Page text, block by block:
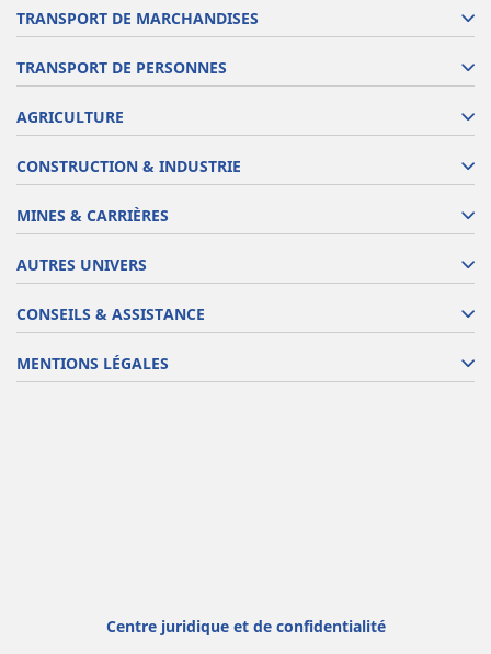
TRANSPORT DE MARCHANDISES
TRANSPORT DE PERSONNES
AGRICULTURE
CONSTRUCTION & INDUSTRIE
MINES & CARRIÈRES
AUTRES UNIVERS
CONSEILS & ASSISTANCE
MENTIONS LÉGALES
Centre juridique et de confidentialité